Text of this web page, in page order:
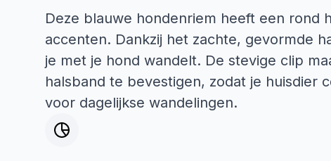
Deze blauwe hondenriem heeft een rond
accenten. Dankzij het zachte, gevormde
je met je hond wandelt. De stevige clip
halsband te bevestigen, zodat je huisdier
voor dagelijkse wandelingen.